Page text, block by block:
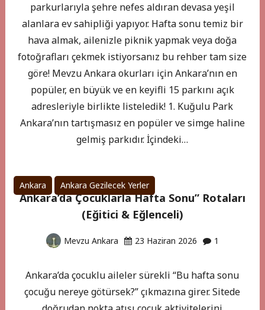
parkurlarıyla şehre nefes aldıran devasa yeşil
alanlara ev sahipliği yapıyor. Hafta sonu temiz bir
hava almak, ailenizle piknik yapmak veya doğa
fotoğrafları çekmek istiyorsanız bu rehber tam size
göre! Mevzu Ankara okurları için Ankara’nın en
popüler, en büyük ve en keyifli 15 parkını açık
adresleriyle birlikte listeledik! 1. Kuğulu Park
Ankara’nın tartışmasız en popüler ve simge haline
gelmiş parkıdır. İçindeki…
Ankara Ankara Gezilecek Yerler
Ankara’da Çocuklarla Hafta Sonu” Rotaları
(Eğitici & Eğlenceli)
Mevzu Ankara 23 Haziran 2026 1
Ankara’da çocuklu aileler sürekli “Bu hafta sonu
çocuğu nereye götürsek?” çıkmazına girer. Sitede